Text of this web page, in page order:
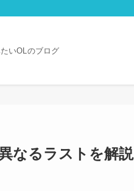
いOLのブログ
なるラストを解説